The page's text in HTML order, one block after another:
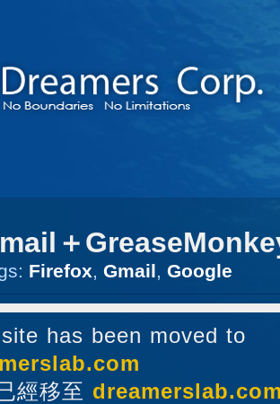
＋
Firefox, Gmail, Google
has been moved to
經移至